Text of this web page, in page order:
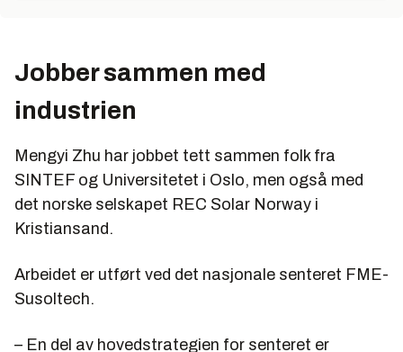
Jobber sammen med
industrien
Mengyi Zhu har jobbet tett sammen folk fra
SINTEF og Universitetet i Oslo, men også med
det norske selskapet REC Solar Norway i
Kristiansand.
Arbeidet er utført ved det nasjonale senteret FME-
Susoltech.
– En del av hovedstrategien for senteret er